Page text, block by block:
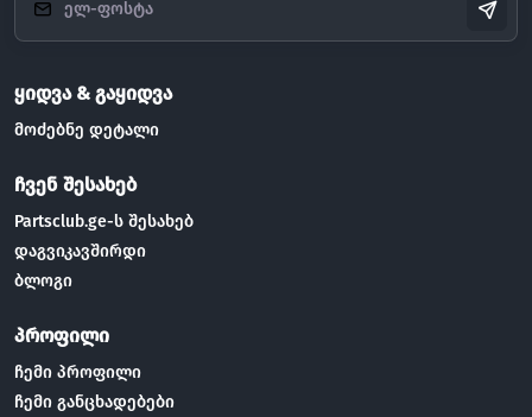
ყიდვა & გაყიდვა
მოძებნე დეტალი
ჩვენ შესახებ
Partsclub.ge-ს შესახებ
დაგვიკავშირდი
ბლოგი
პროფილი
ჩემი პროფილი
ჩემი განცხადებები